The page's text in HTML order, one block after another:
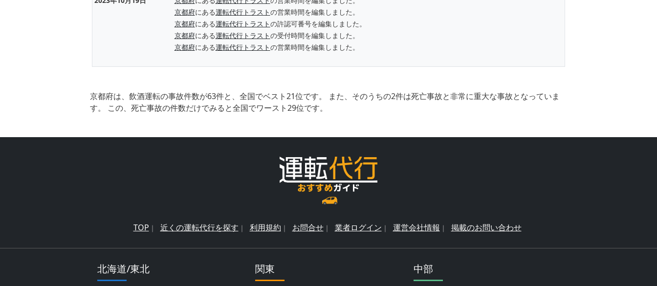
京都府にある運転代行トラストの営業時間を編集しました。
京都府にある運転代行トラストの許認可番号を編集しました。
京都府にある運転代行トラストの受付時間を編集しました。
京都府にある運転代行トラストの営業時間を編集しました。
京都府は、飲酒運転の事故件数が63件と、全国でベスト21位です。 また、そのうちの2件は死亡事故と非常に重大な事故となっていま
す。 この、死亡事故の件数だけでみると全国でワースト29位です。
TOP 近くの運転代行を探す 利用規約 お問合せ 業者ログイン 運営会社情報 掲載のお問い合わせ
北海道/東北 関東 中部